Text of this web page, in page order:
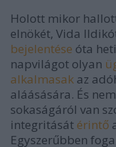
Holott mikor
elnökét, Vida
bejelentése óta
napvilágot olyan
alkalmasak az
aláásására. És
sokaságáról van
integritását érintő
Egyszerűbben